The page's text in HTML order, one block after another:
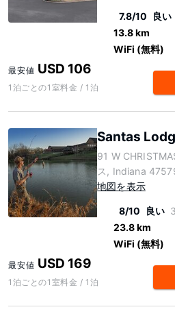
7.8/10 良い
13.8 km
WiFi (無料)
最安値 USD 106
1泊ごとの1室料金 / 1泊
Santas
91 W
ス, Indiana
地図を表示
8/10 良い
23.8 km
WiFi (無料)
最安値 USD 169
1泊ごとの1室料金 / 1泊